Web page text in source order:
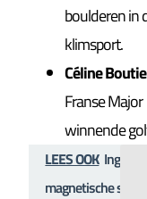
boulderen in
klimsport.
Céline
Franse Major
winnende
LEES OOK Ingenieus
magnetische sluit-